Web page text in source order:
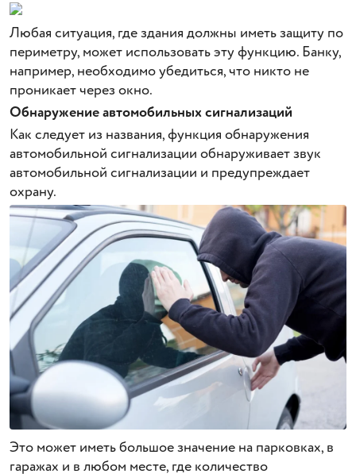
Любая ситуация, где здания должны иметь защиту по
периметру, может использовать эту функцию. Банку,
например, необходимо убедиться, что никто не
проникает через окно.
Обнаружение автомобильных сигнализаций
Как следует из названия, функция обнаружения
автомобильной сигнализации обнаруживает звук
автомобильной сигнализации и предупреждает
охрану.
Это может иметь большое значение на парковках, в
гаражах и в любом месте, где количество